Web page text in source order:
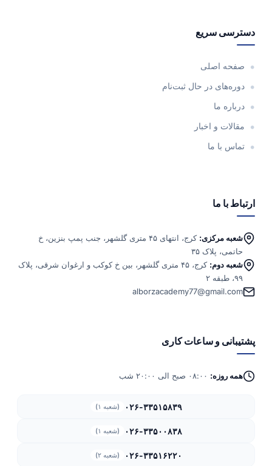
دسترسی سریع
صفحه اصلی
دوره‌های در حال ثبت‌نام
درباره ما
مقالات و اخبار
تماس با ما
ارتباط با ما
شعبه مرکزی:
کرج، انتهای ۴۵ متری گلشهر، جنب پمپ بنزین، خ
حاتمی، پلاک ۳۵
شعبه دوم:
کرج، ۴۵ متری گلشهر، بین خ کوکب و ارغوان شرقی، پلاک
۹۹، طبقه ۲
alborzacademy77@gmail.com
پشتیبانی و ساعات کاری
همه روزه:
۰۲۶-۳۳۵۱۵۸۳۹ (شعبه ۱)
۰۲۶-۳۳۵۰۰۸۳۸ (شعبه ۱)
۰۲۶-۳۳۵۱۶۲۲۰ (شعبه ۲)